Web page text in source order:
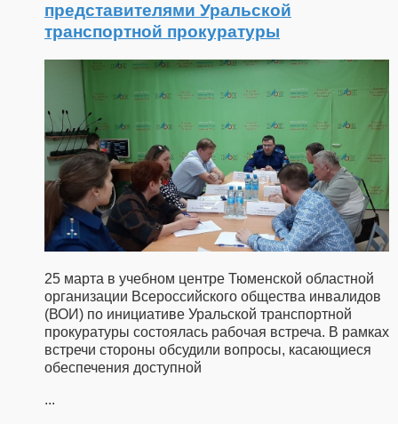
представителями Уральской
транспортной прокуратуры
25 марта в учебном центре Тюменской областной
организации Всероссийского общества инвалидов
(ВОИ) по инициативе Уральской транспортной
прокуратуры состоялась рабочая встреча. В рамках
встречи стороны обсудили вопросы, касающиеся
обеспечения доступной
...